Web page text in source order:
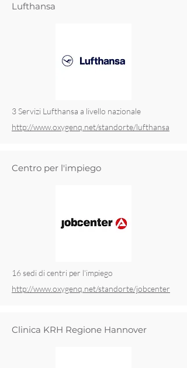
Lufthansa
3 Servizi Lufthansa a livello nazionale
http://www.oxygenq.net/standorte/lufthansa
Centro per l'impiego
16 sedi di centri per l'impiego
http://www.oxygenq.net/standorte/jobcenter
Clinica KRH Regione Hannover